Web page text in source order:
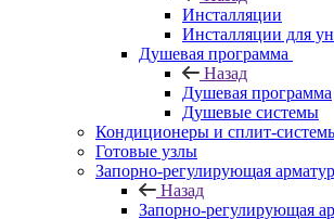
Инсталляции
Инсталляции для
Душевая программа
Назад
Душевая программа
Душевые системы
Кондиционеры и сплит-
Готовые узлы
Запорно-регулирующая
Назад
Запорно-регулирующая